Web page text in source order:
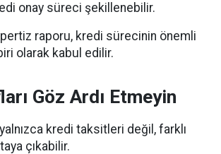
onay süreci şekillenebilir.
raporu, kredi sürecinin önemli
olarak kabul edilir.
Göz Ardı Etmeyin
yalnızca kredi taksitleri değil, farklı
çıkabilir.